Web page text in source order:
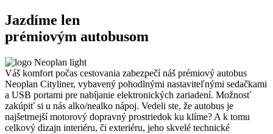
Jazdíme len
prémiovým autobusom
Váš komfort počas cestovania zabezpečí náš prémiový autobus
Neoplan Cityliner, vybavený pohodlnými nastaviteľnými sedačkami
a USB portami pre nabíjanie elektronických zariadení. Možnosť
zakúpiť si u nás alko/nealko nápoj. Vedeli ste, že autobus je
najšetrnejší motorový dopravný prostriedok ku klíme? A k tomu
celkový dizajn interiéru, či exteriéru, jeho skvelé technické